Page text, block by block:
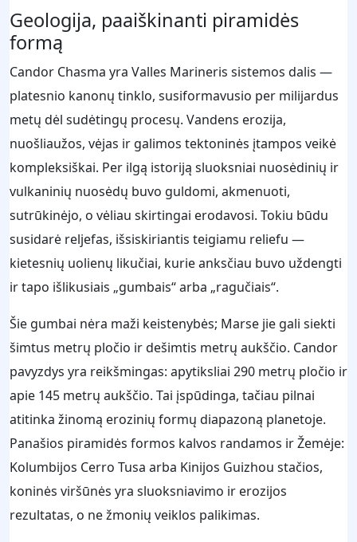
Geologija, paaiškinanti piramidės
formą
Candor Chasma yra Valles Marineris sistemos dalis —
platesnio kanonų tinklo, susiformavusio per milijardus
metų dėl sudėtingų procesų. Vandens erozija,
nuošliaužos, vėjas ir galimos tektoninės įtampos veikė
kompleksiškai. Per ilgą istoriją sluoksniai nuosėdinių ir
vulkaninių nuosėdų buvo guldomi, akmenuoti,
sutrūkinėjo, o vėliau skirtingai erodavosi. Tokiu būdu
susidarė reljefas, išsiskiriantis teigiamu reliefu —
kietesnių uolienų likučiai, kurie anksčiau buvo uždengti
ir tapo išlikusiais „gumbais“ arba „ragučiais“.
Šie gumbai nėra maži keistenybės; Marse jie gali siekti
šimtus metrų pločio ir dešimtis metrų aukščio. Candor
pavyzdys yra reikšmingas: apytiksliai 290 metrų pločio ir
apie 145 metrų aukščio. Tai įspūdinga, tačiau pilnai
atitinka žinomą erozinių formų diapazoną planetoje.
Panašios piramidės formos kalvos randamos ir Žemėje:
Kolumbijos Cerro Tusa arba Kinijos Guizhou stačios,
koninės viršūnės yra sluoksniavimo ir erozijos
rezultatas, o ne žmonių veiklos palikimas.